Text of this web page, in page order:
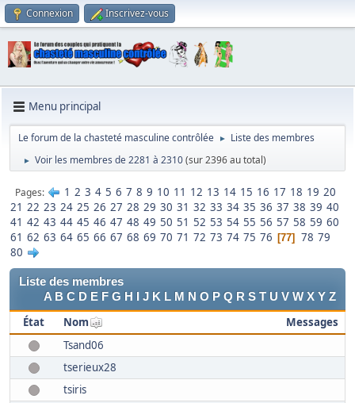
Connexion Inscrivez-vous
Menu principal
Le forum de la chasteté masculine contrôlée ► Liste des membres
► Voir les membres de 2281 à 2310(sur 2396 au total)
Pages 1 2 3 4 5 6 7 8 9 10 11 12 13 14 15 16 17 18 19 20
21 22 23 24 25 26 27 28 29 30 31 32 33 34 35 36 37 38 39 40
41 42 43 44 45 46 47 48 49 50 51 52 53 54 55 56 57 58 59 60
61 62 63 64 65 66 67 68 69 70 71 72 73 74 75 76 77 78 79
80
Liste des membres
A B C D E F G H I J K L M N O P Q R S T U V W X Y Z
État Nom
Messages
Tsand06
tserieux28
tsiris